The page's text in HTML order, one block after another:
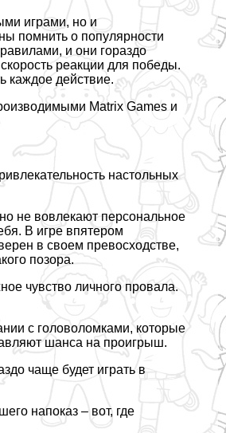
играми, но и
помнить о популярности
и они гораздо
реакции для победы.
каждое действие.
Matrix Games и
настольных
не вовлекают персональное
В игре впятером
в своем превосходстве,
позора.
чувство личного провала.
с головоломками, которые
шанса на проигрыш.
чаще будет играть в
напоказ – вот, где